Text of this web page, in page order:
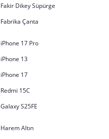
Fakir Dikey Süpürge
Fabrika Çanta
iPhone 17 Pro
iPhone 13
iPhone 17
Redmi 15C
Galaxy S25FE
Harem Altın